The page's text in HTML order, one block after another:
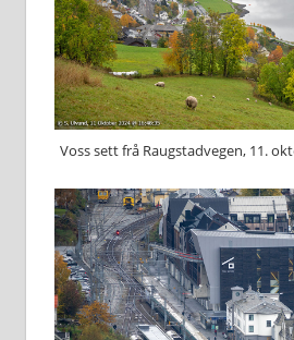
Voss sett frå Raugstadvegen, 11.